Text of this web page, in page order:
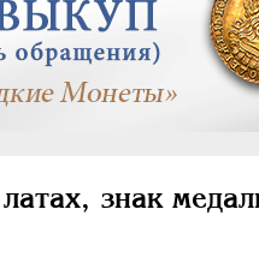
знак